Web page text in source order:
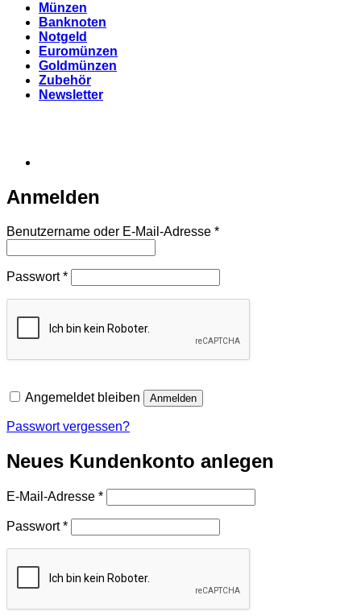
Münzen
Banknoten
Notgeld
Euromünzen
Goldmünzen
Zubehör
Newsletter
Anmelden
Benutzername oder E-Mail-Adresse *Erforderlich
Passwort*Erforderlich
Angemeldet bleiben Anmelden
Passwort vergessen?
Neues Kundenkonto anlegen
E-Mail-Adresse *Erforderlich
Passwort*Erforderlich